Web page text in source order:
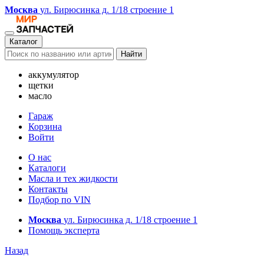
Москва ул. Бирюсинка д. 1/18 строение 1
Каталог
Найти
аккумулятор
щетки
масло
Гараж
Корзина
Войти
О нас
Каталоги
Масла и тех жидкости
Контакты
Подбор по VIN
Москва ул. Бирюсинка д. 1/18 строение 1
Помощь эксперта
Назад